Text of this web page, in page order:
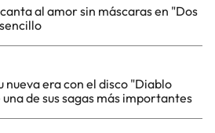
al amor sin máscaras en "Dos
nueva era con el disco "Diablo
de sus sagas más importantes